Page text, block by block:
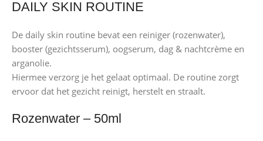
DAILY SKIN ROUTINE
De daily skin routine bevat een reiniger (rozenwater),
booster (gezichtsserum), oogserum, dag & nachtcrème en
arganolie.
Hiermee verzorg je het gelaat optimaal. De routine zorgt
ervoor dat het gezicht reinigt, herstelt en straalt.
Rozenwater – 50ml